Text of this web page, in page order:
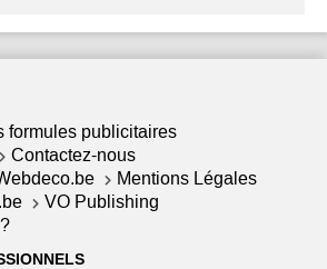
formules publicitaires
Contactez-nous
Mentions Légales
VO Publishing